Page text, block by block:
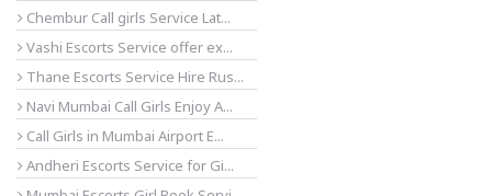
Chembur Call girls Service Lat...
Vashi Escorts Service offer ex...
Thane Escorts Service Hire Rus...
Navi Mumbai Call Girls Enjoy A...
Call Girls in Mumbai Airport E...
Andheri Escorts Service for Gi...